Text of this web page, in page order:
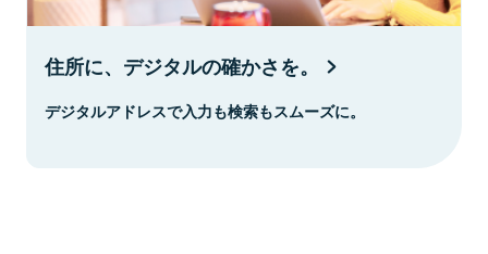
住所に、デジタルの確かさを。
デジタルアドレスで入力も検索もスムーズに。